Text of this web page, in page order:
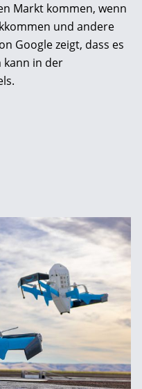
Markt ­kommen, wenn
und andere
Google zeigt, dass es
kann in der